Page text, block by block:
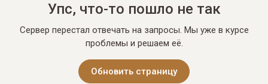
Упс, что-то пошло не так
Сервер перестал отвечать на запросы. Мы уже в курсе
проблемы и решаем её.
Обновить страницу